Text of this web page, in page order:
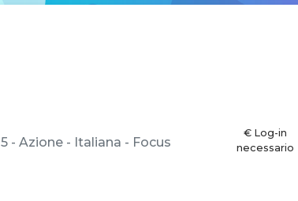
- Azione - Italiana - Focus
€ Log-in
necessario